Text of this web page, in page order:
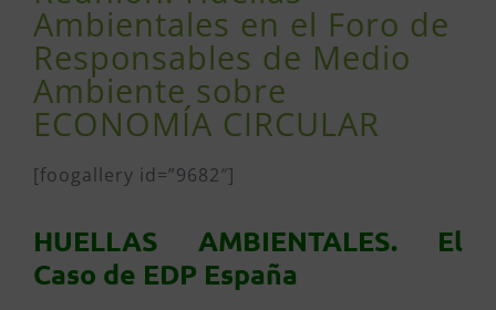
Ambientales en el Foro de
Responsables de Medio
Ambiente sobre
ECONOMÍA CIRCULAR
[foogallery id=”9682″]
HUELLAS AMBIENTALES. El
Caso de EDP España